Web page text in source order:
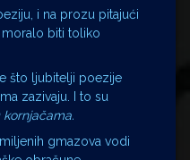
i na prozu pitajući
moralo biti toliko
što ljubitelji poezije
zazivaju. I to su
kornjačama.
gmazova vodi